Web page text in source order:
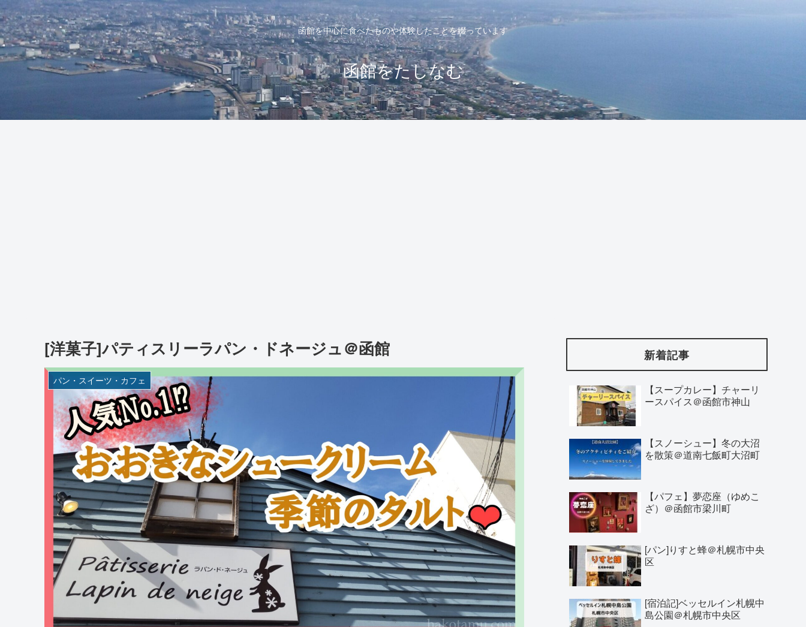
函館を中心に食べたものや体験したことを綴っています
函館をたしなむ
[洋菓子]パティスリーラパン・ドネージュ＠函館
パン・スイーツ・カフェ
新着記事
【スープカレー】チャーリ
ースパイス＠函館市神山
【スノーシュー】冬の大沼
を散策＠道南七飯町大沼町
【パフェ】夢恋座（ゆめこ
ざ）＠函館市梁川町
[パン]りすと蜂＠札幌市中央
区
[宿泊記]ベッセルイン札幌中
島公園＠札幌市中央区